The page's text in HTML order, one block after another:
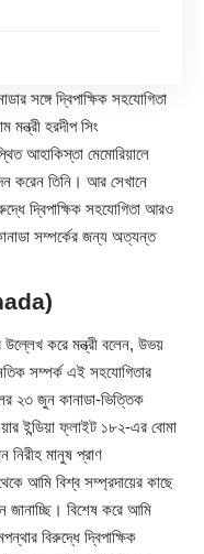
সঙ্গে দ্বিপাক্ষিক সহযোগিতা
মন্ত্রী হরদীপ সিং
আহাকিস্তা মেমোরিয়ালে
করেন তিনি। আর সেখানে
দ্বিপাক্ষিক সহযোগিতা আরও
সম্পর্কের জন্য অত্যন্ত
উল্লেখ করে মন্ত্রী বলেন, উভয়
সম্পর্ক এই সহযোগিতার
২৩ জুন কানাডা-ভিত্তিক
ইন্ডিয়া ফ্লাইট ১৮২-এর বোমা
নিরীহ মানুষ প্রাণ
আমি বিশ্ব সম্প্রদায়ের কাছে
জানাচ্ছি। বিশেষ করে আমি
বিরুদ্ধে দ্বিপাক্ষিক